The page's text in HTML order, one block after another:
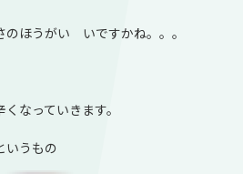
のほうがい いですかね。。。
なっていきます。
いうもの